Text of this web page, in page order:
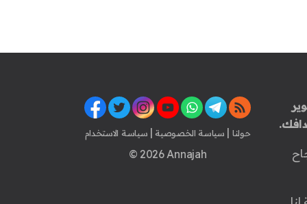
حولنا | سياسة الخصوصية | سياسة الاستخدام
© 2026 Annajah